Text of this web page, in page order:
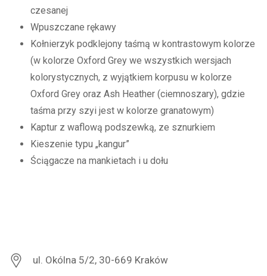
czesanej
Wpuszczane rękawy
Kołnierzyk podklejony taśmą w kontrastowym kolorze
(w kolorze Oxford Grey we wszystkich wersjach
kolorystycznych, z wyjątkiem korpusu w kolorze
Oxford Grey oraz Ash Heather (ciemnoszary), gdzie
taśma przy szyi jest w kolorze granatowym)
Kaptur z waflową podszewką, ze sznurkiem
Kieszenie typu „kangur”
Ściągacze na mankietach i u dołu
ul. Okólna 5/2, 30-669 Kraków